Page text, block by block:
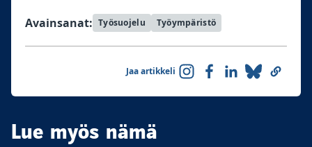
Avainsanat: Työsuojelu Työympäristö
Jaa artikkeli
Lue myös nämä